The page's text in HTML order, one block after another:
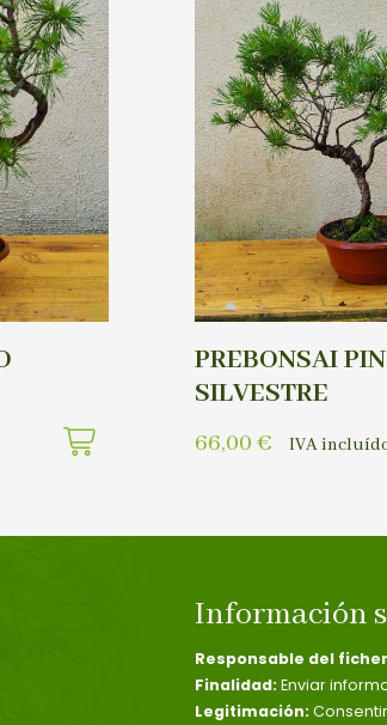
PREBONSAI
SILVESTRE
66,00 € IVA
Información
Responsable del
Finalidad: Enviar
Legitimación: